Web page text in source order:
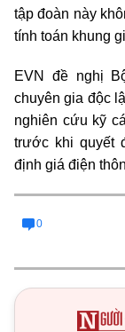
tập đoàn này
tính toán khung
EVN đề nghị
chuyên gia độc
nghiên cứu kỹ
trước khi quyết
định giá điện
0